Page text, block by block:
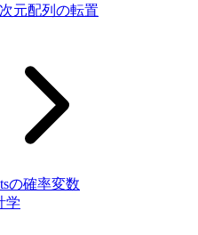
元配列の転置
の確率変数
学